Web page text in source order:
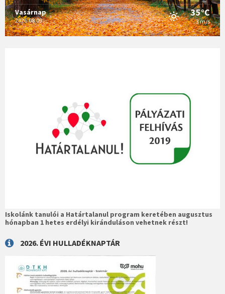
Vasárnap
2026.08.09.
35°C
3 m/s
Iskolánk tanulói a Határtalanul program keretében augusztus
hónapban 1 hetes erdélyi kiránduláson vehetnek részt!
2026. ÉVI HULLADÉKNAPTÁR